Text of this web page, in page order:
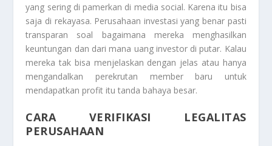
yang sering di pamerkan di media social. Karena itu bisa
saja di rekayasa. Perusahaan investasi yang benar pasti
transparan soal bagaimana mereka menghasilkan
keuntungan dan dari mana uang investor di putar. Kalau
mereka tak bisa menjelaskan dengan jelas atau hanya
mengandalkan perekrutan member baru untuk
mendapatkan profit itu tanda bahaya besar.
CARA VERIFIKASI LEGALITAS
PERUSAHAAN